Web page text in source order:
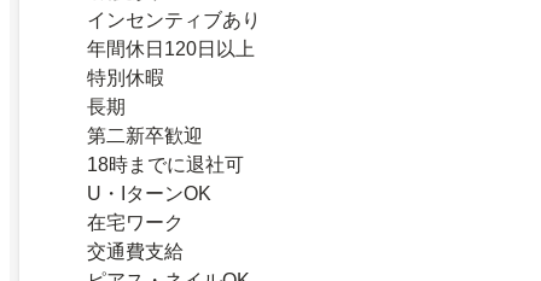
インセンティブあり
年間休日120日以上
特別休暇
長期
第二新卒歓迎
18時までに退社可
U・IターンOK
在宅ワーク
交通費支給